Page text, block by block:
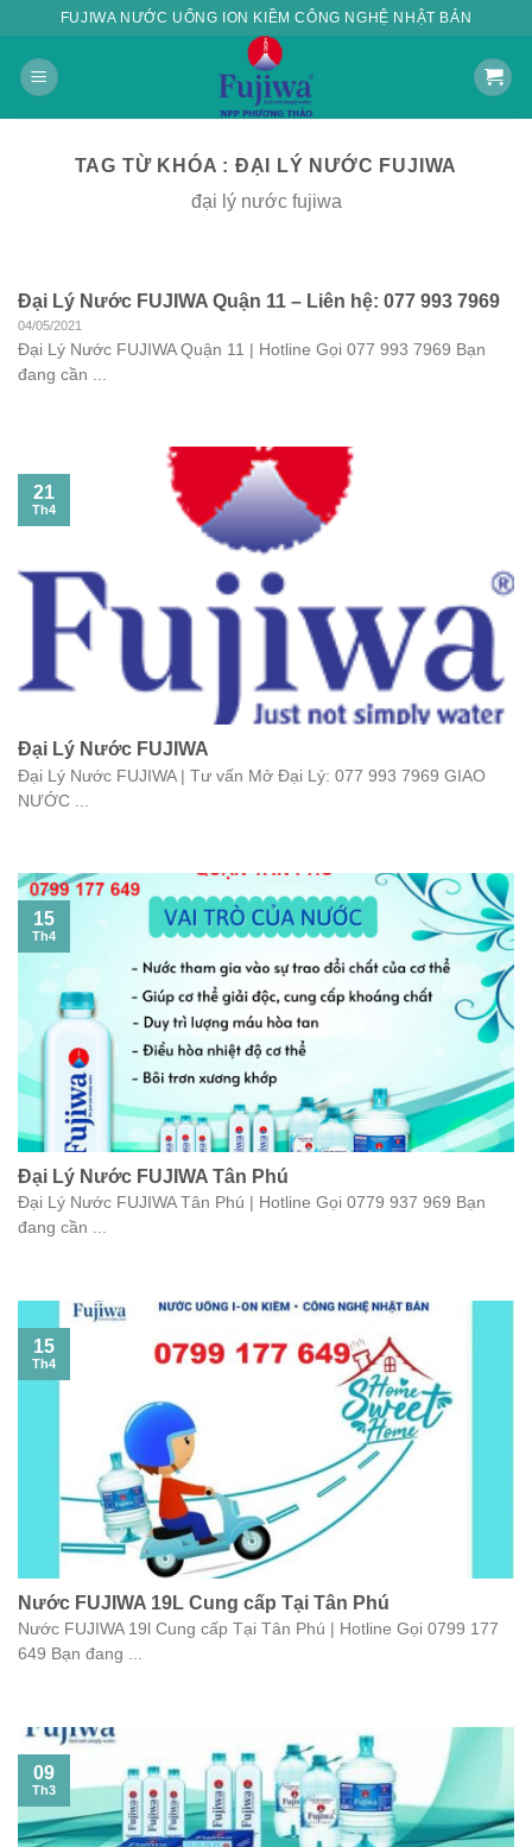
content
FUJIWA NƯỚC UỐNG ION KIỀM CÔNG NGHỆ NHẬT BẢN
TAG TỪ KHÓA : ĐẠI LÝ NƯỚC FUJIWA
đại lý nước fujiwa
Đại Lý Nước FUJIWA Quận 11 – Liên hệ: 077 993 7969
04/05/2021
Đại Lý Nước FUJIWA Quận 11 | Hotline Gọi 077 993 7969 Bạn
đang cần ...
Đại Lý Nước FUJIWA
Đại Lý Nước FUJIWA | Tư vấn Mở Đại Lý: 077 993 7969 GIAO
NƯỚC ...
21
Th4
Đại Lý Nước FUJIWA Tân Phú
Đại Lý Nước FUJIWA Tân Phú | Hotline Gọi 0779 937 969 Bạn
đang cần ...
15
Th4
Nước FUJIWA 19L Cung cấp Tại Tân Phú
Nước FUJIWA 19l Cung cấp Tại Tân Phú | Hotline Gọi 0799 177
649 Bạn đang ...
15
Th4
09
Th3